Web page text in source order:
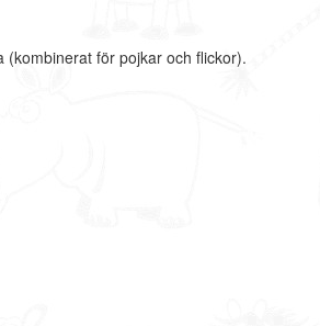
för pojkar och flickor).